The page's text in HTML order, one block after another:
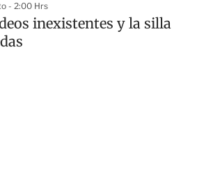
- 2:00 Hrs
inexistentes y la silla